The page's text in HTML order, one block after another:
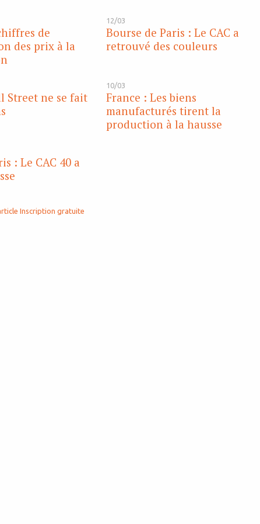
de
des prix à la
12/03
Bourse de Paris : Le CAC a
retrouvé des couleurs
Street ne se fait
10/03
France : Les biens
manufacturés tirent la
production à la hausse
: Le CAC 40 a
Inscription gratuite